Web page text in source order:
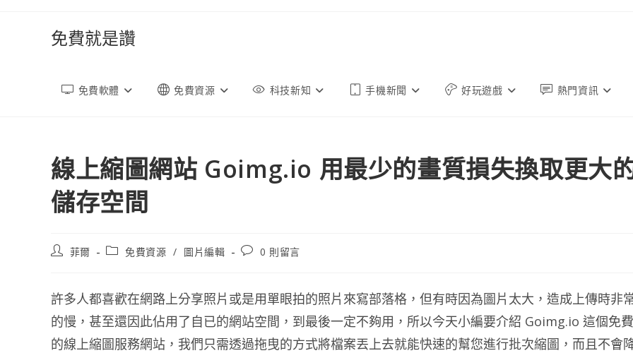
免費就是讚
免費軟體 免費資源 科技新知 手機新聞 好玩遊戲 熱門資訊
線上縮圖網站 Goimg.io 用最少的畫質損失換取更大
儲存空間
文
者:
菲爾
文
別:
免費資源 / 圖片編輯
文
論：
0 則留言
許多人都喜歡在網路上分享照片或是用單眼拍的照片來寫部落格，但有時因為圖片太大，造成上傳時非
的慢，甚至還因此佔用了自已的網站空間，到最後一定不夠用，所以今天小編要介紹 Goimg.io 這個免費
的線上縮圖服務網站，我們只需透過拖曳的方式將檔案丟上去就能快速的幫您進行批次縮圖，而且不會